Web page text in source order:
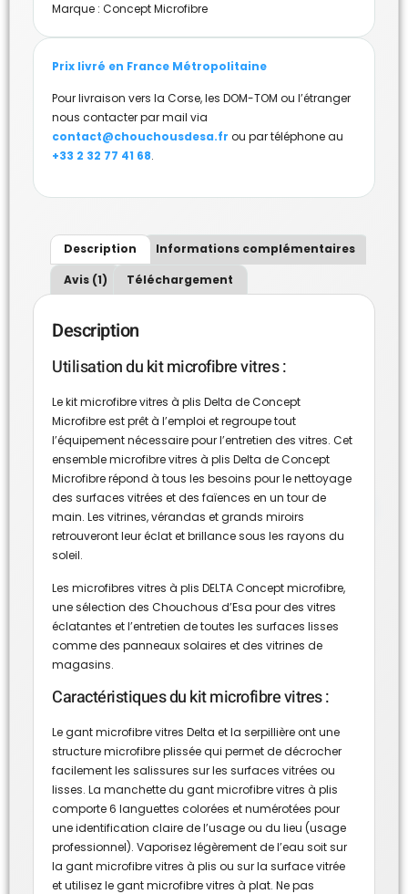
Marque : Concept Microfibre
Prix livré en France Métropolitaine
Pour livraison vers la Corse, les DOM-TOM ou l’étranger
nous contacter par mail via
contact@chouchousdesa.fr ou par téléphone au
+33 2 32 77 41 68.
Description
Informations complémentaires
Avis (1)
Téléchargement
Description
Utilisation du kit microfibre vitres :
Le kit microfibre vitres à plis Delta de Concept
Microfibre est prêt à l’emploi et regroupe tout
l’équipement nécessaire pour l’entretien des vitres. Cet
ensemble microfibre vitres à plis Delta de Concept
Microfibre répond à tous les besoins pour le nettoyage
des surfaces vitrées et des faïences en un tour de
main. Les vitrines, vérandas et grands miroirs
retrouveront leur éclat et brillance sous les rayons du
soleil.
Les microfibres vitres à plis DELTA Concept microfibre,
une sélection des Chouchous d’Esa pour des vitres
éclatantes et l’entretien de toutes les surfaces lisses
comme des panneaux solaires et des vitrines de
magasins.
Caractéristiques du kit microfibre vitres :
Le gant microfibre vitres Delta et la serpillière ont une
structure microfibre plissée qui permet de décrocher
facilement les salissures sur les surfaces vitrées ou
lisses. La manchette du gant microfibre vitres à plis
comporte 6 languettes colorées et numérotées pour
une identification claire de l’usage ou du lieu (usage
professionnel). Vaporisez légèrement de l’eau soit sur
la gant microfibre vitres à plis ou sur la surface vitrée
et utilisez le gant microfibre vitres à plat. Ne pas